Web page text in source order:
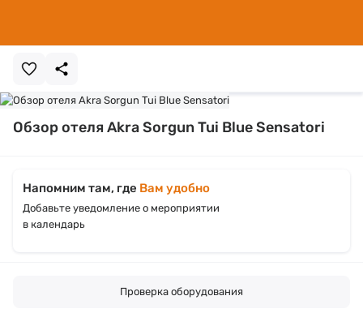
Обзор отеля Akra Sorgun Tui Blue Sensatori
Напомним там, где Вам удобно
Добавьте уведомление о мероприятии
в календарь
Проверка оборудования